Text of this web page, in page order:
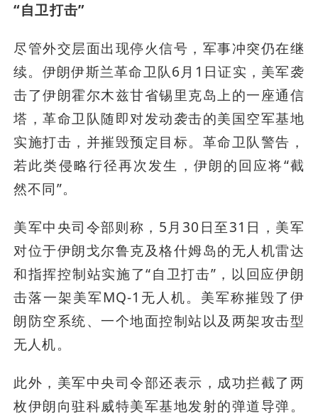
“自卫打击”
尽管外交层面出现停火信号，军事冲突仍在继
续。伊朗伊斯兰革命卫队6月1日证实，美军袭
击了伊朗霍尔木兹甘省锡里克岛上的一座通信
塔，革命卫队随即对发动袭击的美国空军基地
实施打击，并摧毁预定目标。革命卫队警告，
若此类侵略行径再次发生，伊朗的回应将“截
然不同”。
美军中央司令部则称，5月30日至31日，美军
对位于伊朗戈尔鲁克及格什姆岛的无人机雷达
和指挥控制站实施了“自卫打击”，以回应伊朗
击落一架美军MQ-1无人机。美军称摧毁了伊
朗防空系统、一个地面控制站以及两架攻击型
无人机。
此外，美军中央司令部还表示，成功拦截了两
枚伊朗向驻科威特美军基地发射的弹道导弹。